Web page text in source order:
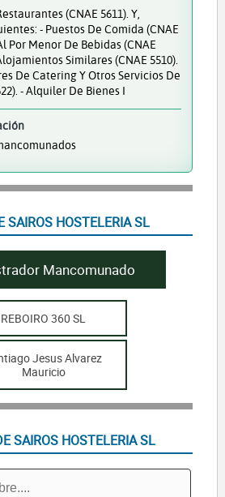
(CNAE 5611). Y,
- Puestos De Comida (CNAE
Por Menor De Bebidas (CNAE
Similares (CNAE 5510).
De Catering Y Otros Servicios De
- Alquiler De Bienes I
SAIROS HOSTELERIA SL
Mancomunado
REBOIRO 360 SL
Jesus Alvarez
Mauricio
SAIROS HOSTELERIA SL